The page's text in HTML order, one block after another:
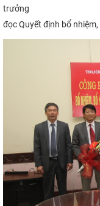
trưởng
đọc Quyết định bổ nhiệm,